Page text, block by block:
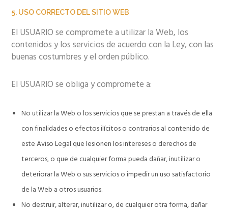
5. USO CORRECTO DEL SITIO WEB
El USUARIO se compromete a utilizar la Web, los
contenidos y los servicios de acuerdo con la Ley, con las
buenas costumbres y el orden público.
El USUARIO se obliga y compromete a:
No utilizar la Web o los servicios que se prestan a través de ella
con finalidades o efectos ilícitos o contrarios al contenido de
este Aviso Legal que lesionen los intereses o derechos de
terceros, o que de cualquier forma pueda dañar, inutilizar o
deteriorar la Web o sus servicios o impedir un uso satisfactorio
de la Web a otros usuarios.
No destruir, alterar, inutilizar o, de cualquier otra forma, dañar